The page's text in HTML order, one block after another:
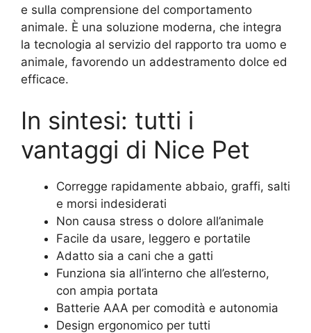
e sulla comprensione del comportamento
animale. È una soluzione moderna, che integra
la tecnologia al servizio del rapporto tra uomo e
animale, favorendo un addestramento dolce ed
efficace.
In sintesi: tutti i
vantaggi di Nice Pet
Corregge rapidamente abbaio, graffi, salti
e morsi indesiderati
Non causa stress o dolore all’animale
Facile da usare, leggero e portatile
Adatto sia a cani che a gatti
Funziona sia all’interno che all’esterno,
con ampia portata
Batterie AAA per comodità e autonomia
Design ergonomico per tutti